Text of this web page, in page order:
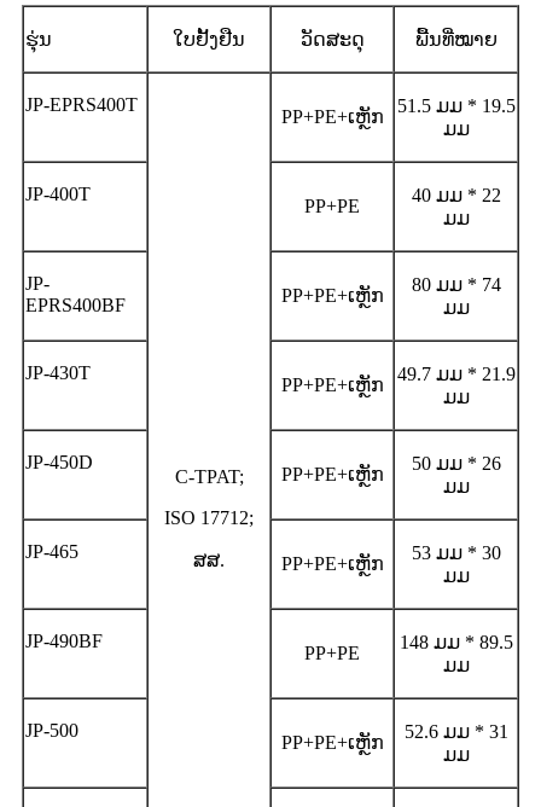
ຮຸ່ນ ໃບຢັ້ງຢືນ ວັດສະດຸ ພື້ນທີ່ໝາຍ
JP-EPRS400T
C-TPAT;
ISO 17712;
ສສ.
PP+PE+ເຫຼັກ
51.5 ມມ * 19.5
ມມ
JP-400T
PP+PE
40 ມມ * 22
ມມ
JP-
EPRS400BF
PP+PE+ເຫຼັກ
80 ມມ * 74
ມມ
JP-430T
PP+PE+ເຫຼັກ
49.7 ມມ * 21.9
ມມ
JP-450D
PP+PE+ເຫຼັກ
50 ມມ * 26
ມມ
JP-465
PP+PE+ເຫຼັກ
53 ມມ * 30
ມມ
JP-490BF
PP+PE
148 ມມ * 89.5
ມມ
JP-500
PP+PE+ເຫຼັກ
52.6 ມມ * 31
ມມ